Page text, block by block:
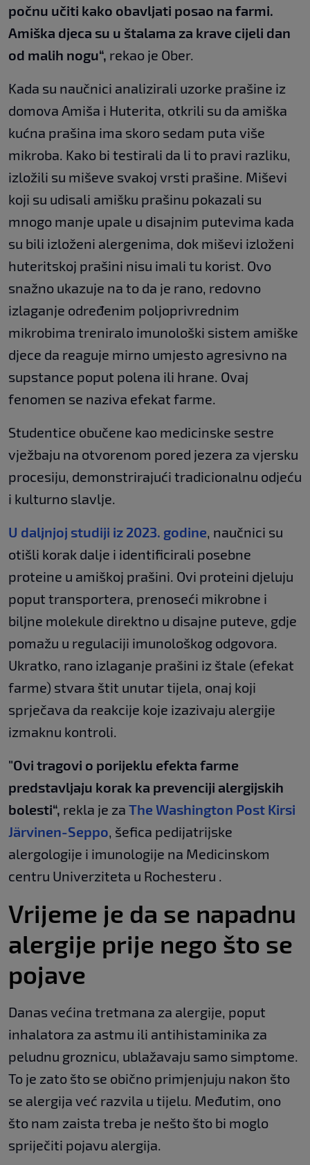
počnu učiti kako obavljati posao na farmi.
Amiška djeca su u štalama za krave cijeli dan
od malih nogu“, rekao je Ober.
Kada su naučnici analizirali uzorke prašine iz
domova Amiša i Huterita, otkrili su da amiška
kućna prašina ima skoro sedam puta više
mikroba. Kako bi testirali da li to pravi razliku,
izložili su miševe svakoj vrsti prašine. Miševi
koji su udisali amišku prašinu pokazali su
mnogo manje upale u disajnim putevima kada
su bili izloženi alergenima, dok miševi izloženi
huteritskoj prašini nisu imali tu korist. Ovo
snažno ukazuje na to da je rano, redovno
izlaganje određenim poljoprivrednim
mikrobima treniralo imunološki sistem amiške
djece da reaguje mirno umjesto agresivno na
supstance poput polena ili hrane. Ovaj
fenomen se naziva efekat farme.
Studentice obučene kao medicinske sestre
vježbaju na otvorenom pored jezera za vjersku
procesiju, demonstrirajući tradicionalnu odjeću
i kulturno slavlje.
U daljnjoj studiji iz 2023. godine , naučnici su
otišli korak dalje i identificirali posebne
proteine ​​u amiškoj prašini. Ovi proteini djeluju
poput transportera, prenoseći mikrobne i
biljne molekule direktno u disajne puteve, gdje
pomažu u regulaciji imunološkog odgovora.
Ukratko, rano izlaganje prašini iz štale (efekat
farme) stvara štit unutar tijela, onaj koji
sprječava da reakcije koje izazivaju alergije
izmaknu kontroli.
"Ovi tragovi o porijeklu efekta farme
predstavljaju korak ka prevenciji alergijskih
bolesti“, rekla je za The Washington Post Kirsi
Järvinen-Seppo , šefica pedijatrijske
alergologije i imunologije na Medicinskom
centru Univerziteta u Rochesteru .
Vrijeme je da se napadnu
alergije prije nego što se
pojave
Danas većina tretmana za alergije, poput
inhalatora za astmu ili antihistaminika za
peludnu groznicu, ublažavaju samo simptome.
To je zato što se obično primjenjuju nakon što
se alergija već razvila u tijelu. Međutim, ono
što nam zaista treba je nešto što bi moglo
spriječiti pojavu alergija.